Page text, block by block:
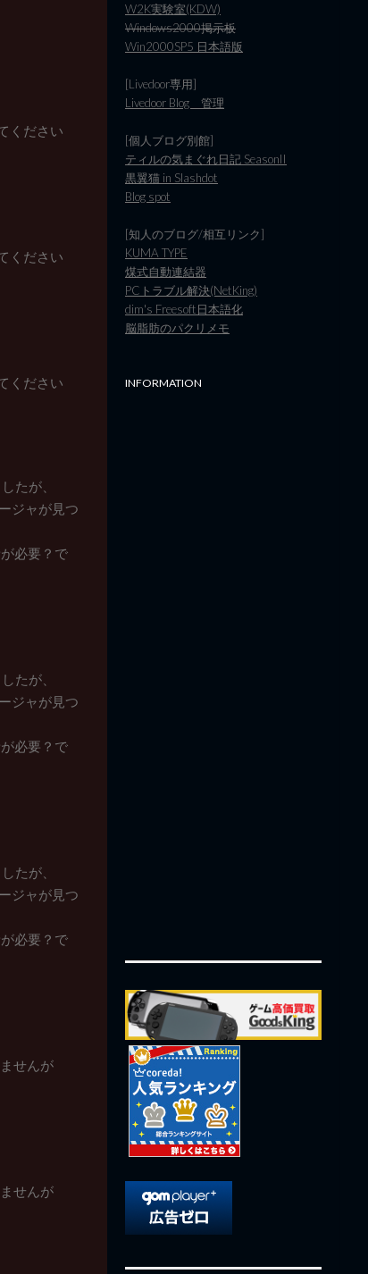
ください
ください
ください
たが、
ジャが見つ
必要？で
たが、
ジャが見つ
必要？で
たが、
ジャが見つ
必要？で
せんが
せんが
W2K実験室(KDW)
Windows2000掲示板
Win2000SP5 日本語版
[Livedoor専用]
Livedoor Blog 管理
[個人ブログ別館]
ティルの気まぐれ日記 SeasonII
黒翼猫 in Slashdot
Blog spot
[知人のブログ/相互リンク]
KUMA TYPE
煤式自動連結器
PCトラブル解決(NetKing)
dim's Freesoft日本語化
脳脂肪のパクリメモ
INFORMATION